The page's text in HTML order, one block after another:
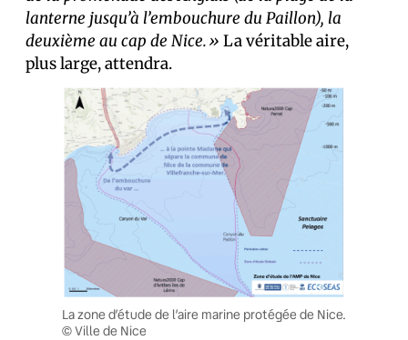
lanterne jusqu’à l’embouchure du Paillon), la
deuxième au cap de Nice.» La véritable aire,
plus large, attendra.
La zone d’étude de l’aire marine protégée de Nice.
© Ville de Nice